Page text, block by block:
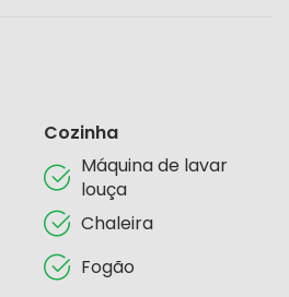
Cozinha
Máquina de lavar
louça
Chaleira
Fogão